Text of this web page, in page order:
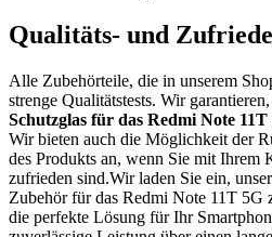
Qualitäts- und
Alle Zubehörteile, die in unserem
strenge Qualitätstests. Wir
Schutzglas für das Redmi Note 11T
Wir bieten auch die Möglichkeit der
des Produkts an, wenn Sie mit Ihrem
zufrieden sind.Wir laden Sie ein,
Zubehör für das Redmi Note 11T 5G
die perfekte Lösung für Ihr